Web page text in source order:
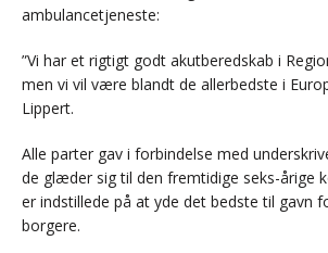
ambulancetjeneste:
”Vi har et rigtigt godt akutberedskab i
men vi vil være blandt de allerbedste i
Lippert.
Alle parter gav i forbindelse med
de glæder sig til den fremtidige seks-årige
er indstillede på at yde det bedste til gavn
borgere.